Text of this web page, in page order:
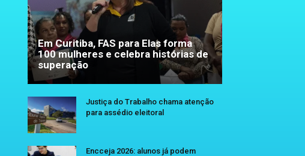
Em Curitiba, FAS para Elas forma
100 mulheres e celebra histórias de
superação
Justiça do Trabalho chama atenção
para assédio eleitoral
Encceja 2026: alunos já podem